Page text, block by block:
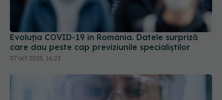
Evoluția COVID-19 în România. Datele surpriză
care dau peste cap previziunile specialiștilor
07 oct 2025, 16:23